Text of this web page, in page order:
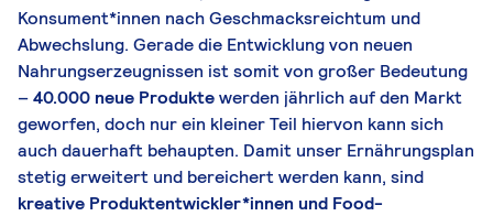
Konsument*innen nach Geschmacksreichtum und
Abwechslung. Gerade die Entwicklung von neuen
Nahrungserzeugnissen ist somit von großer Bedeutung
–40.000 neue Produktewerden jährlich auf den Markt
geworfen, doch nur ein kleiner Teil hiervon kann sich
auch dauerhaft behaupten. Damit unser Ernährungsplan
stetig erweitert und bereichert werden kann, sind
kreative Produktentwickler*innen und Food-